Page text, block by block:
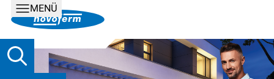
MENÜ